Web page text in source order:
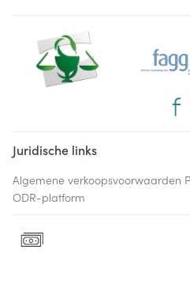
Juridische links
Algemene verkoopsvoorwaarden
ODR-platform